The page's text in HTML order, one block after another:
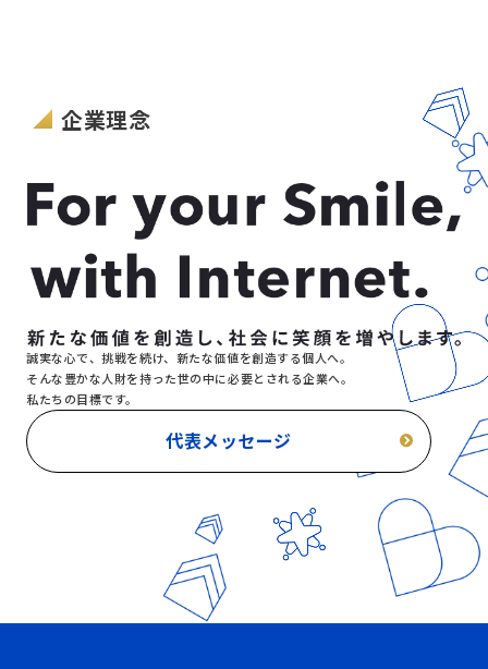
企業理念
誠実な心で、挑戦を続け、新たな価値を創造する個人へ。
そんな豊かな人財を持った世の中に必要とされる企業へ。
私たちの目標です。
代表メッセージ